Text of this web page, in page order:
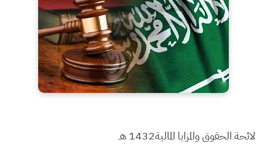
لائحة الحقوق والمزايا المالية1432 هـ